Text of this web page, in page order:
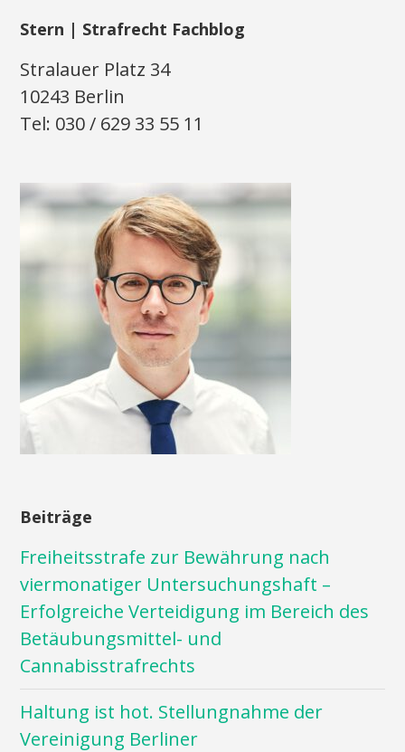
Stern | Strafrecht Fachblog
Stralauer Platz 34
10243 Berlin
Tel: 030 / 629 33 55 11
Beiträge
Freiheitsstrafe zur Bewährung nach
viermonatiger Untersuchungshaft –
Erfolgreiche Verteidigung im Bereich des
Betäubungsmittel- und
Cannabisstrafrechts
Haltung ist hot. Stellungnahme der
Vereinigung Berliner